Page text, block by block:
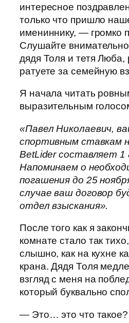
интересное
только что пришло
имениннику, — громко
Слушайте
дядя Толя и тетя Люба,
ратуете за семейную
Я начала читать
выразительным
«Павел Николаевич,
спортивным ставкам
BetLider составляет 1
Напоминаем о
погашения до 25
случае ваш договор
отдел взыскания».
После того как я
комнате стало так
слышно, как на кухне
крана. Дядя Толя
взгляд с меня на
который буквально
— Это… это что